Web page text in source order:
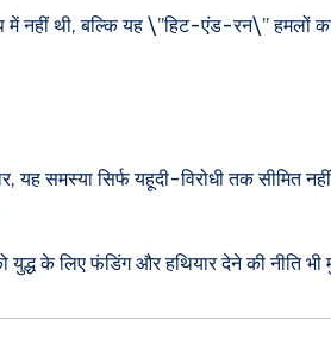
नहीं थी, बल्कि यह \”हिट-एंड-रन\” हमलों का
समस्या सिर्फ यहूदी-विरोधी तक सीमित
के लिए फंडिंग और हथियार देने की नीति